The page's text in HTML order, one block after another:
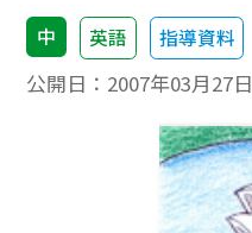
中 英語 指導資料
公開日： 2007年03月27日